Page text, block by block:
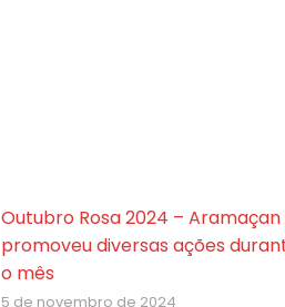
Outubro Rosa 2024 – Aramaçan
promoveu diversas ações
o mês
5 de novembro de 2024